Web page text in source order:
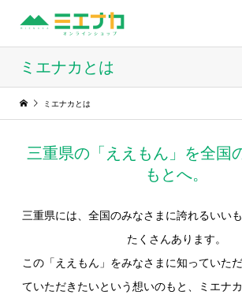
ミエナカとは
ミエナカとは
三重県の「ええもん」を全国
もとへ。
三重県には、全国のみなさまに誇れるいい
たくさんあります。
この「ええもん」をみなさまに知っていた
ていただきたいという想いのもと、ミエナ